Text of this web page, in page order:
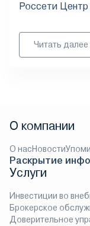
Россети Центр
Читать далее
О компании
О насНовости
Раскрытие
Услуги
Инвестиции во
Брокерское
Доверительное